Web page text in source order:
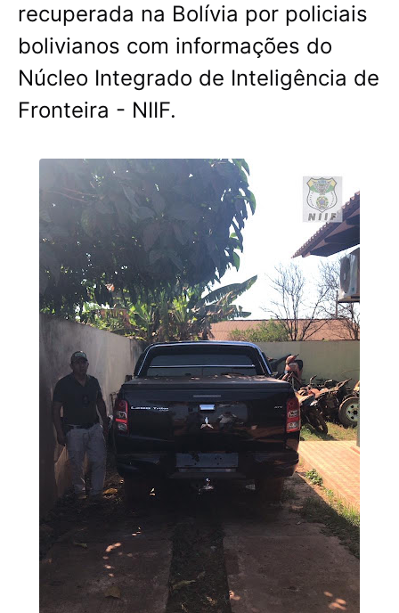
recuperada na Bolívia por policiais
bolivianos com informações do
Núcleo Integrado de Inteligência de
Fronteira - NIIF.